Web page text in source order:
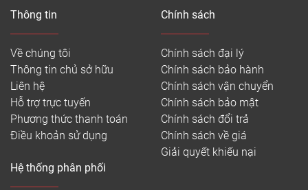
Thông tin
Về chúng tôi
Thông tin chủ sở hữu
Liên hệ
Hỗ trợ trực tuyến
Phương thức thanh toán
Điều khoản sử dụng
Chính sách
Chính sách đại lý
Chính sách bảo hành
Chính sách vận chuyển
Chính sách bảo mật
Chính sách đổi trả
Chính sách về giá
Giải quyết khiếu nại
Hệ thống phân phối